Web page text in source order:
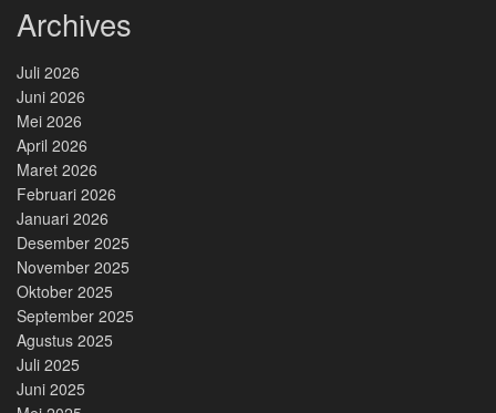
Archives
Juli 2026
Juni 2026
Mei 2026
April 2026
Maret 2026
Februari 2026
Januari 2026
Desember 2025
November 2025
Oktober 2025
September 2025
Agustus 2025
Juli 2025
Juni 2025